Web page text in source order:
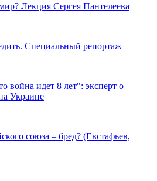
Лекция Сергея Пантелеева
Специальный репортаж
война идет 8 лет": эксперт о
Украине
союза – бред? (Евстафьев,